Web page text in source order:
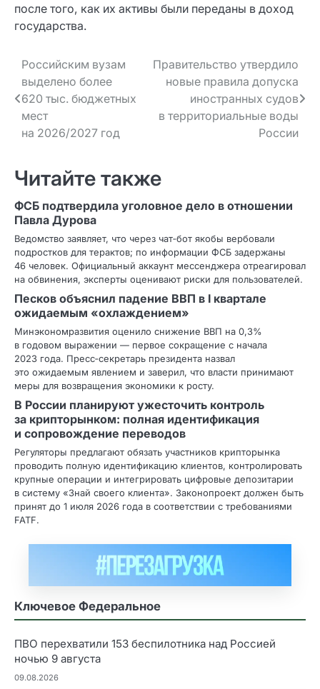
после того, как их активы были переданы в доход
государства.
Навигация
по записям
Российским вузам
выделено более
620 тыс. бюджетных
мест
на 2026/2027 год
Правительство утвердило
новые правила допуска
иностранных судов
в территориальные воды
России
Читайте также
ФСБ подтвердила уголовное дело в отношении
Павла Дурова
Ведомство заявляет, что через чат‑бот якобы вербовали
подростков для терактов; по информации ФСБ задержаны
46 человек. Официальный аккаунт мессенджера отреагировал
на обвинения, эксперты оценивают риски для пользователей.
Песков объяснил падение ВВП в I квартале
ожидаемым «охлаждением»
Минэкономразвития оценило снижение ВВП на 0,3%
в годовом выражении — первое сокращение с начала
2023 года. Пресс‑секретарь президента назвал
это ожидаемым явлением и заверил, что власти принимают
меры для возвращения экономики к росту.
В России планируют ужесточить контроль
за крипторынком: полная идентификация
и сопровождение переводов
Регуляторы предлагают обязать участников крипторынка
проводить полную идентификацию клиентов, контролировать
крупные операции и интегрировать цифровые депозитарии
в систему «Знай своего клиента». Законопроект должен быть
принят до 1 июля 2026 года в соответствии с требованиями
FATF.
Ключевое Федеральное
ПВО перехватили 153 беспилотника над Россией
ночью 9 августа
09.08.2026